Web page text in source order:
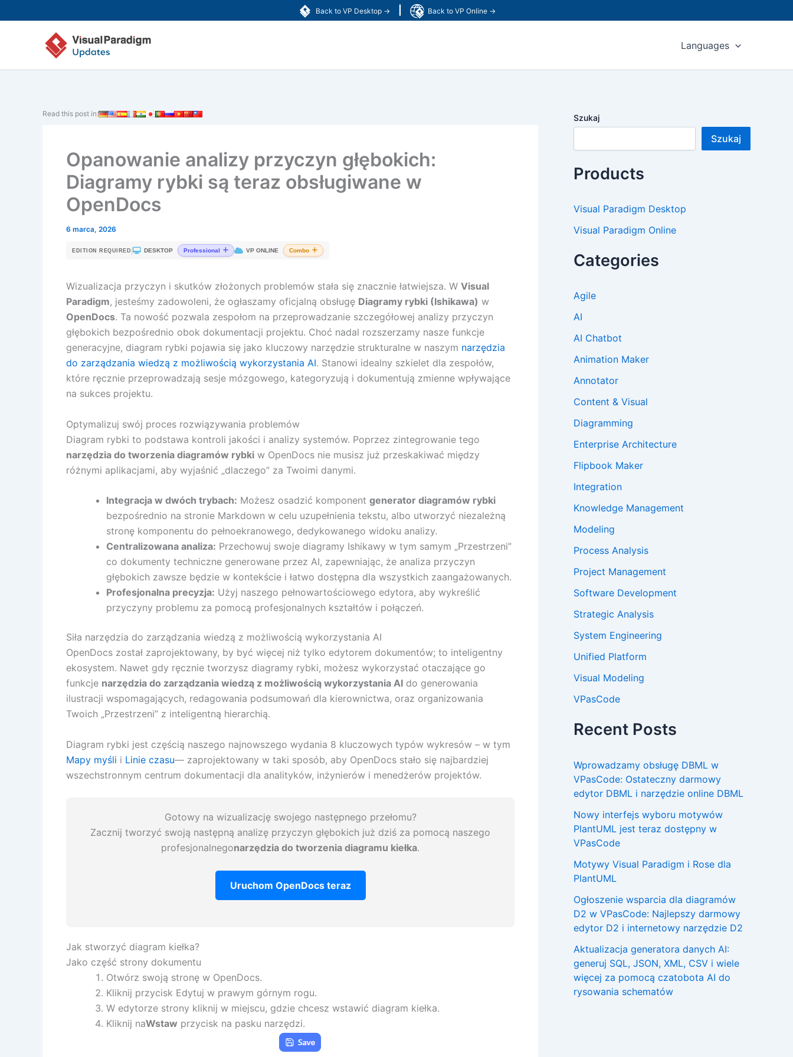
Back to VP Desktop → Back to VP Online →
do
Languages
Read this post in:
Opanowanie analizy przyczyn głębokich:
Diagramy rybki są teraz obsługiwane w
OpenDocs
6 marca, 2026
EDITION REQUIRED DESKTOP Professional VP ONLINE Combo
Wizualizacja przyczyn i skutków złożonych problemów stała się znacznie łatwiejsza. W Visual
Paradigm, jesteśmy zadowoleni, że ogłaszamy oficjalną obsługę Diagramy rybki (Ishikawa) w
OpenDocs. Ta nowość pozwala zespołom na przeprowadzanie szczegółowej analizy przyczyn
głębokich bezpośrednio obok dokumentacji projektu. Choć nadal rozszerzamy nasze funkcje
generacyjne, diagram rybki pojawia się jako kluczowy narzędzie strukturalne w naszym narzędzia
do zarządzania wiedzą z możliwością wykorzystania AI. Stanowi idealny szkielet dla zespołów,
które ręcznie przeprowadzają sesje mózgowego, kategoryzują i dokumentują zmienne wpływające
na sukces projektu.
Optymalizuj swój proces rozwiązywania problemów
Diagram rybki to podstawa kontroli jakości i analizy systemów. Poprzez zintegrowanie tego
narzędzia do tworzenia diagramów rybki w OpenDocs nie musisz już przeskakiwać między
różnymi aplikacjami, aby wyjaśnić „dlaczego” za Twoimi danymi.
Integracja w dwóch trybach: Możesz osadzić komponent generator diagramów rybki
bezpośrednio na stronie Markdown w celu uzupełnienia tekstu, albo utworzyć niezależną
stronę komponentu do pełnoekranowego, dedykowanego widoku analizy.
Centralizowana analiza: Przechowuj swoje diagramy Ishikawy w tym samym „Przestrzeni”
co dokumenty techniczne generowane przez AI, zapewniając, że analiza przyczyn
głębokich zawsze będzie w kontekście i łatwo dostępna dla wszystkich zaangażowanych.
Profesjonalna precyzja: Użyj naszego pełnowartościowego edytora, aby wykreślić
przyczyny problemu za pomocą profesjonalnych kształtów i połączeń.
Siła narzędzia do zarządzania wiedzą z możliwością wykorzystania AI
OpenDocs został zaprojektowany, by być więcej niż tylko edytorem dokumentów; to inteligentny
ekosystem. Nawet gdy ręcznie tworzysz diagramy rybki, możesz wykorzystać otaczające go
funkcje narzędzia do zarządzania wiedzą z możliwością wykorzystania AI do generowania
ilustracji wspomagających, redagowania podsumowań dla kierownictwa, oraz organizowania
Twoich „Przestrzeni” z inteligentną hierarchią.
Diagram rybki jest częścią naszego najnowszego wydania 8 kluczowych typów wykresów – w tym
Mapy myśli i Linie czasu— zaprojektowany w taki sposób, aby OpenDocs stało się najbardziej
wszechstronnym centrum dokumentacji dla analityków, inżynierów i menedżerów projektów.
Gotowy na wizualizację swojego następnego przełomu?
Zacznij tworzyć swoją następną analizę przyczyn głębokich już dziś za pomocą naszego
profesjonalnegonarzędzia do tworzenia diagramu kiełka.
Uruchom OpenDocs teraz
Jak stworzyć diagram kiełka?
Jako część strony dokumentu
Otwórz swoją stronę w OpenDocs.
Kliknij przycisk Edytuj w prawym górnym rogu.
W edytorze strony kliknij w miejscu, gdzie chcesz wstawić diagram kiełka.
Kliknij naWstaw przycisk na pasku narzędzi.
Szukaj
Szukaj
Products
Visual Paradigm Desktop
Visual Paradigm Online
Categories
Agile
AI
AI Chatbot
Animation Maker
Annotator
Content & Visual
Diagramming
Enterprise Architecture
Flipbook Maker
Integration
Knowledge Management
Modeling
Process Analysis
Project Management
Software Development
Strategic Analysis
System Engineering
Unified Platform
Visual Modeling
VPasCode
Recent Posts
Wprowadzamy obsługę DBML w
VPasCode: Ostateczny darmowy
edytor DBML i narzędzie online DBML
Nowy interfejs wyboru motywów
PlantUML jest teraz dostępny w
VPasCode
Motywy Visual Paradigm i Rose dla
PlantUML
Ogłoszenie wsparcia dla diagramów
D2 w VPasCode: Najlepszy darmowy
edytor D2 i internetowy narzędzie D2
Aktualizacja generatora danych AI:
generuj SQL, JSON, XML, CSV i wiele
więcej za pomocą czatobota AI do
rysowania schematów